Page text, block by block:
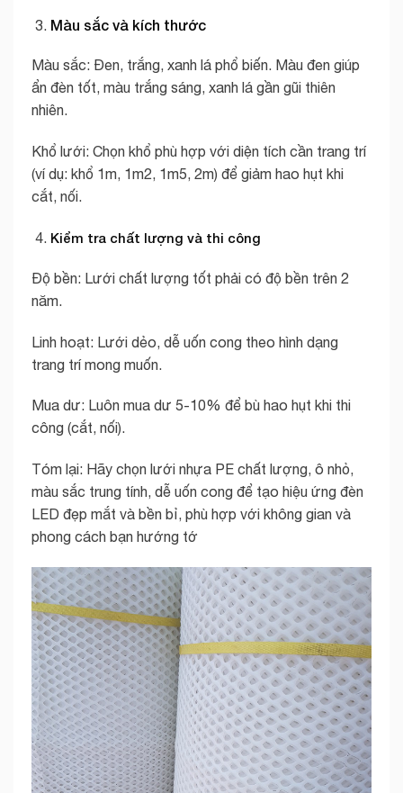
Màu sắc và kích thước
Màu sắc: Đen, trắng, xanh lá phổ biến. Màu đen giúp
ẩn đèn tốt, màu trắng sáng, xanh lá gần gũi thiên
nhiên.
Khổ lưới: Chọn khổ phù hợp với diện tích cần trang trí
(ví dụ: khổ 1m, 1m2, 1m5, 2m) để giảm hao hụt khi
cắt, nối.
Kiểm tra chất lượng và thi công
Độ bền: Lưới chất lượng tốt phải có độ bền trên 2
năm.
Linh hoạt: Lưới dẻo, dễ uốn cong theo hình dạng
trang trí mong muốn.
Mua dư: Luôn mua dư 5-10% để bù hao hụt khi thi
công (cắt, nối).
Tóm lại: Hãy chọn lưới nhựa PE chất lượng, ô nhỏ,
màu sắc trung tính, dễ uốn cong để tạo hiệu ứng đèn
LED đẹp mắt và bền bỉ, phù hợp với không gian và
phong cách bạn hướng tớ